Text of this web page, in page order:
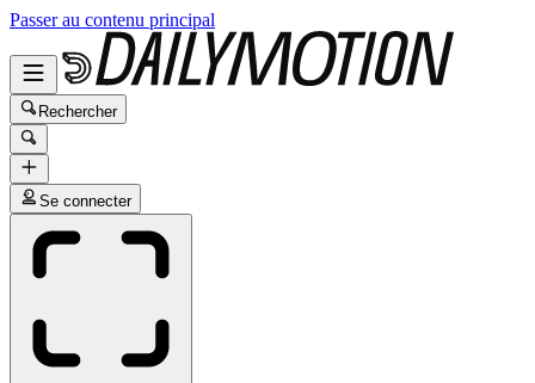
Passer au contenu principal
Rechercher
Se connecter